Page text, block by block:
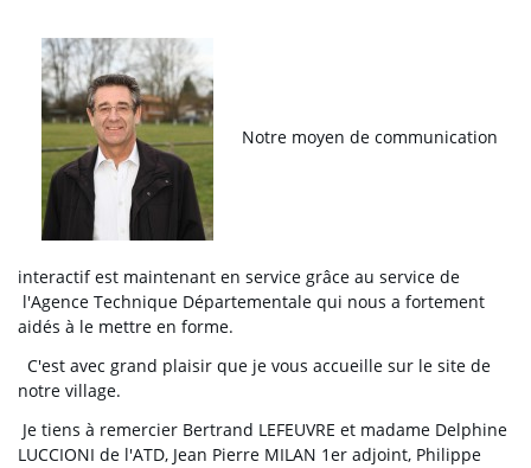
Notre moyen de communication
interactif est maintenant en service grâce au service de
l'Agence Technique Départementale qui nous a fortement
aidés à le mettre en forme.
C'est avec grand plaisir que je vous accueille sur le site de
notre village.
Je tiens à remercier Bertrand LEFEUVRE et madame Delphine
LUCCIONI de l'ATD, Jean Pierre MILAN 1er adjoint, Philippe